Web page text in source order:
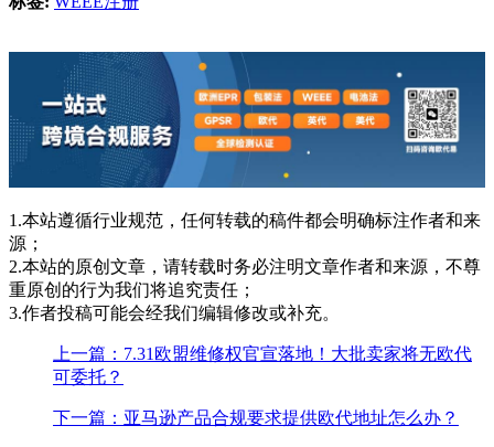
1.本站遵循行业规范，任何转载的稿件都会明确标注作者和来
源；
2.本站的原创文章，请转载时务必注明文章作者和来源，不尊
重原创的行为我们将追究责任；
3.作者投稿可能会经我们编辑修改或补充。
上一篇：7.31欧盟维修权官宣落地！大批卖家将无欧代
可委托？
下一篇：亚马逊产品合规要求提供欧代地址怎么办？